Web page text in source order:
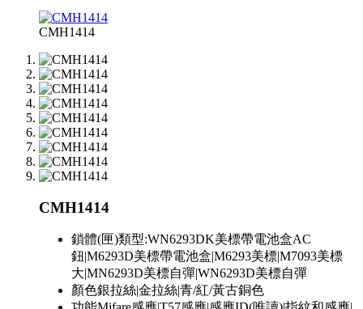
CMH1414
CMH1414
鎖體(匣)類型:WN6293DK美標帶電池盒AC
鈕|M6293D美標帶電池盒|M6293美標|M7093美標
大|MN6293D美標自彈|WN6293D美標自彈
顏色銀拉絲|金拉絲|青/紅/黃古銅色